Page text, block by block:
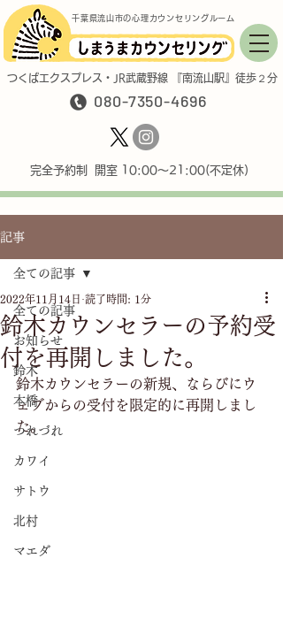
完全予約制 開室 10:00〜21:00(不定休)
080-7350-4696
千葉県流山市の心理カウンセリングルーム
つくばエクスプレス・JR武蔵野線 『南流山駅』徒歩２分
記事
全ての記事
お知らせ
鈴木
本橋
つれづれ
カワイ
サトウ
北村
マエダ
全ての記事
鈴木カウンセラーの予約受
付を再開しました。
2022年11月14日 読了時間: 1分
鈴木カウンセラーの新規、ならびにウ
ェブからの受付を限定的に再開しまし
た。